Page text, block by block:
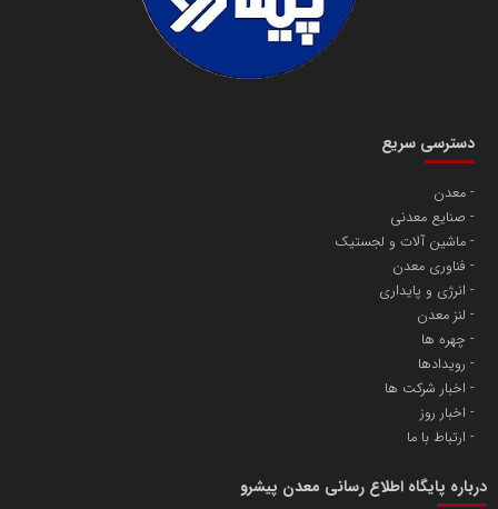
دسترسی سریع
معدن
صنایع معدنی
ماشین آلات و لجستیک
فناوری معدن
انرژی و پایداری
لنز معدن
چهره ها
رویدادها
اخبار شرکت ها
اخبار روز
ارتباط با ما
درباره پایگاه اطلاع رسانی معدن پیشرو